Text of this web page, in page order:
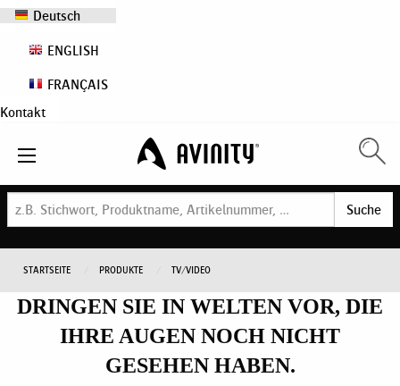
Deutsch
ENGLISH
FRANÇAIS
Kontakt
Suche
STARTSEITE PRODUKTE TV/VIDEO
DRINGEN SIE IN WELTEN VOR, DIE
IHRE AUGEN NOCH NICHT
GESEHEN HABEN.